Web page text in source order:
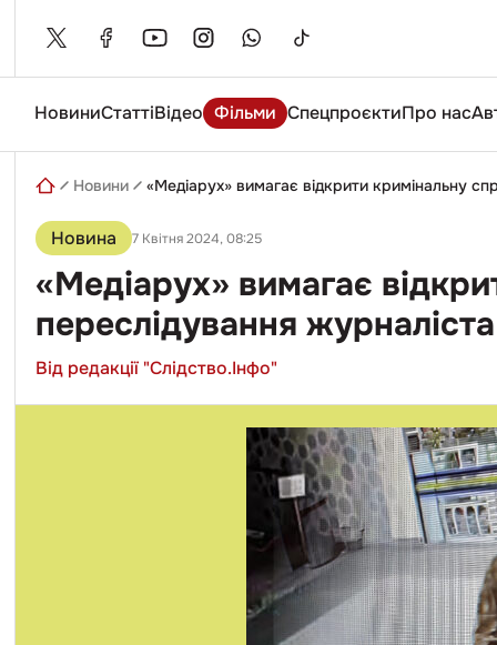
content
НовиниСтаттіВідео Фільми СпецпроєктиПро нас
Введіть
Новини «Медіарух» вимагає відкрити кримінальну
Новина 7 Квітня 2024, 08:25
«Медіарух» вимагає
переслідування
Від редакції "Слідство.Інфо"